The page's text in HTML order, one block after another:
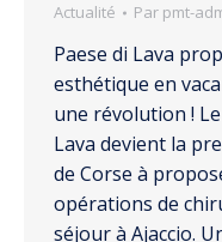
Actualité Par pmt-
Paese di Lava
esthétique en
une révolution !
Lava devient la
de Corse à
opérations de
séjour à Ajaccio.